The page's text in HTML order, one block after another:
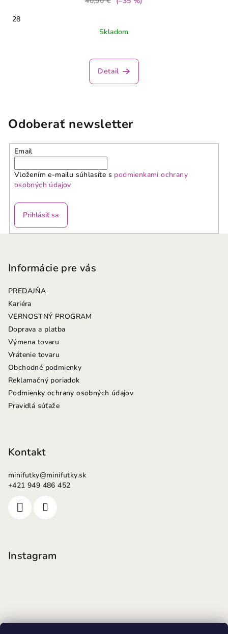
28
Skladom
Detail
Odoberať newsletter
Email
Vložením e-mailu súhlasíte s podmienkami ochrany
osobných údajov
Prihlásiť sa
Informácie pre vás
PREDAJŇA
Kariéra
VERNOSTNÝ PROGRAM
Doprava a platba
Výmena tovaru
Vrátenie tovaru
Obchodné podmienky
Reklamačný poriadok
Podmienky ochrany osobných údajov
Pravidlá súťaže
Kontakt
minifutky@minifutky.sk
+421 949 486 452
Instagram